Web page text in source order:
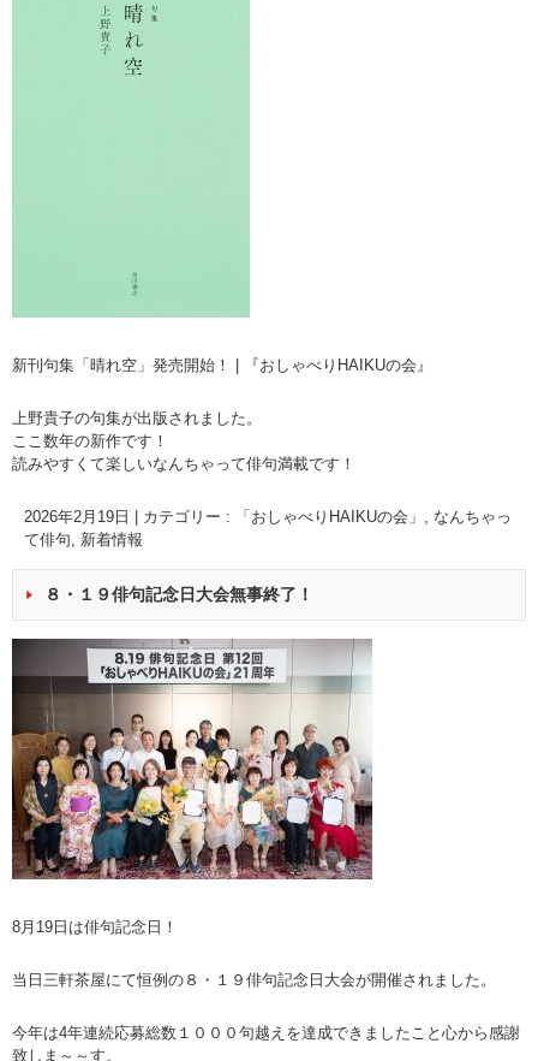
新刊句集「晴れ空」発売開始！ | 『おしゃべりHAIKUの会』
上野貴子の句集が出版されました。
ここ数年の新作です！
読みやすくて楽しいなんちゃって俳句満載です！
2026年2月19日 カテゴリー : 「おしゃべりHAIKUの会」 , なんちゃっ
て俳句, 新着情報
８・１９俳句記念日大会無事終了！
8月19日は俳句記念日！
当日三軒茶屋にて恒例の８・１９俳句記念日大会が開催されました。
今年は4年連続応募総数１０００句越えを達成できましたこと心から感謝
致しま～～す。